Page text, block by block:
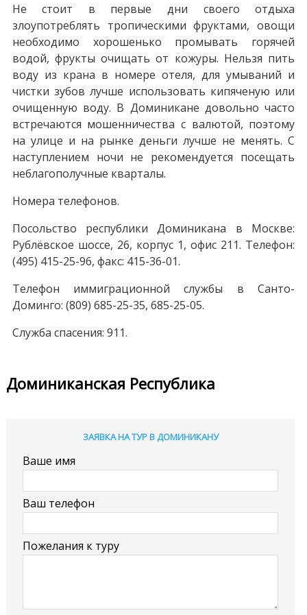
Не стоит в первые дни своего отдыха
злоупотреблять тропическими фруктами, овощи
необходимо хорошенько промывать горячей
водой, фрукты очищать от кожуры. Нельзя пить
воду из крана в номере отеля, для умываний и
чистки зубов лучше использовать кипяченую или
очищенную воду. В Доминикане довольно часто
встречаются мошенничества с валютой, поэтому
на улице и на рынке деньги лучше не менять. С
наступлением ночи не рекомендуется посещать
неблагополучные кварталы.
Номера телефонов.
Посольство республики Доминикана в Москве:
Рублёвское шоссе, 26, корпус 1, офис 211. Телефон:
(495) 415-25-96, факс: 415-36-01.
Телефон иммиграционной службы в Санто-
Доминго: (809) 685-25-35, 685-25-05.
Служба спасения: 911.
Доминиканская Республика
ЗАЯВКА НА ТУР В ДОМИНИКАНУ
Ваше имя
Ваш телефон
Пожелания к туру